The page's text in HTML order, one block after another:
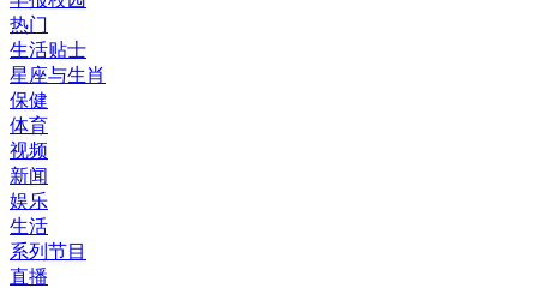
热门
生活贴士
星座与生肖
保健
体育
视频
新闻
娱乐
生活
系列节目
直播